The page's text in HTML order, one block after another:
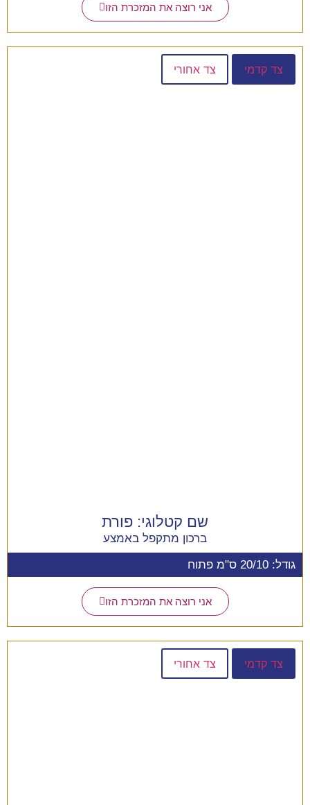
אני רוצה את המזכרת הזו
צד קדמי צד אחורי
שם קטלוגי: פורת
ברכון מתקפל באמצע
גודל: 20/10 ס"מ פתוח
אני רוצה את המזכרת הזו
צד קדמי צד אחורי